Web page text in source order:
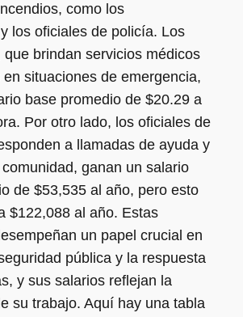
como los
los oficiales de policía. Los
que brindan servicios médicos
situaciones de emergencia,
base promedio de $20.29 a
Por otro lado, los oficiales de
a llamadas de ayuda y
ganan un salario
de $53,535 al año, pero esto
$122,088 al año. Estas
un papel crucial en
pública y la respuesta
y sus salarios reflejan la
su trabajo. Aquí hay una tabla